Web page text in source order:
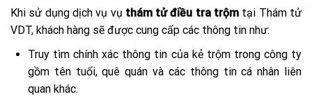
Khi sử dụng dịch vụ vụ thám tử điều tra trộm tại Thám tử
VDT, khách hàng sẽ được cung cấp các thông tin như:
Truy tìm chính xác thông tin của kẻ trộm trong công ty
gồm tên tuổi, quê quán và các thông tin cá nhân liên
quan khác.